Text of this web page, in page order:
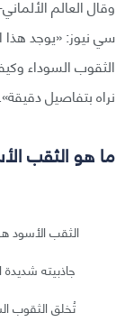
وقال العالم
سي نيوز: «يوجد هذا
الثقوب السوداء
نراه بتفاصيل دقيقة».
ما هو الثقب
الثقب الأسود
جاذبيته
تُخلق الثقوب